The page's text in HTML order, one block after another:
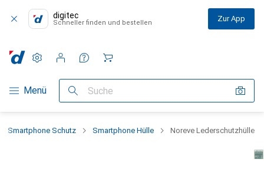
digitec
Schneller finden und bestellen Zur App
Navigation nach Kategorien
Menü Suche
Einstellungen
Kundenkonto
Vergleichslisten
Merklisten
Warenkorb
Smartphone Schutz Smartphone Hülle Noreve Lederschutzhülle